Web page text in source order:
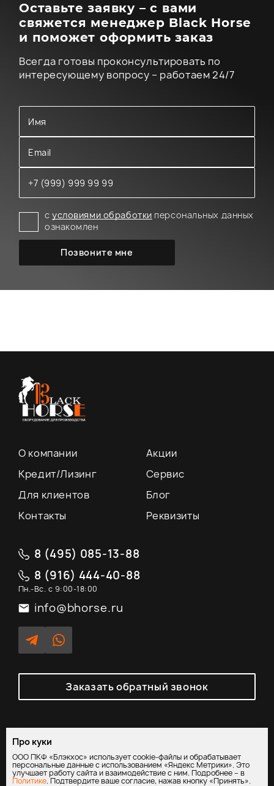
Оставьте заявку – с вами
свяжется менеджер Black Horse
и поможет оформить заказ
Всегда готовы проконсультировать по
интересующему вопросу – работаем 24/7
сусловиями обработки персональных данных
ознакомлен
О компании
Акции
Кредит/Лизинг
Сервис
Для клиентов
Блог
Контакты
Реквизиты
8 (495) 085-13-88
8 (916) 444-40-88
Пн.-Вс. с 9:00-18:00
info@bhorse.ru
Заказать обратный звонок
Политика обработки персональных данных
обработку персональных данных
Про куки
ООО ПКФ «Блэкхос» использует cookie-файлы и обрабатывает
персональные данные с использованием «Яндекс Метрики». Это
улучшает работу сайта и взаимодействие с ним. Подробнее – в
Политике. Подтвердите ваше согласие, нажав кнопку «Принять».